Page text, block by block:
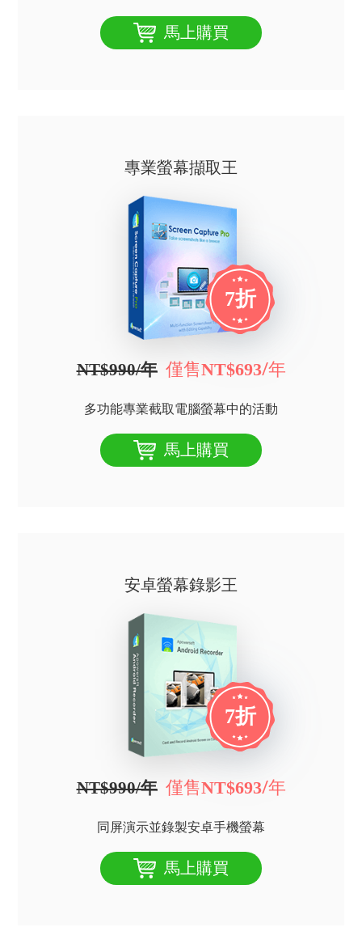
馬上購買
專業螢幕擷取王
7折
NT$990/年 僅售NT$693/年
多功能專業截取電腦螢幕中的活動
馬上購買
安卓螢幕錄影王
7折
NT$990/年 僅售NT$693/年
同屏演示並錄製安卓手機螢幕
馬上購買